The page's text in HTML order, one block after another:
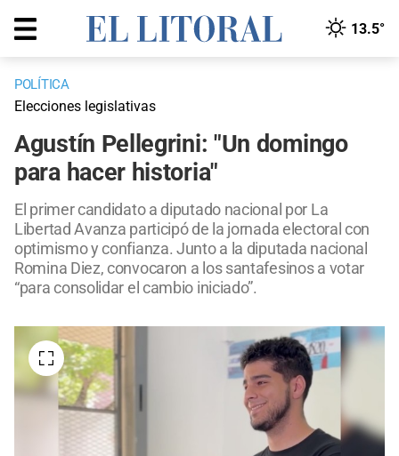
13.5°
POLÍTICA
Elecciones legislativas
Agustín Pellegrini: "Un domingo
para hacer historia"
El primer candidato a diputado nacional por La
Libertad Avanza participó de la jornada electoral con
optimismo y confianza. Junto a la diputada nacional
Romina Diez, convocaron a los santafesinos a votar
“para consolidar el cambio iniciado”.